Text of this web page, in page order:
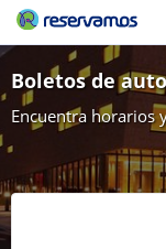
Boletos de
Encuentra horarios